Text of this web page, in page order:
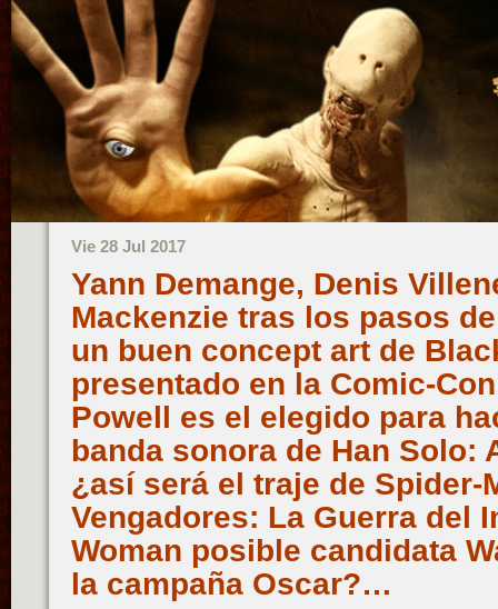
Vie 28 Jul 2017
Yann Demange, Denis
Mackenzie tras los pasos
un buen concept art de
presentado en la Comic-
Powell es el elegido para
banda sonora de Han Solo:
¿así será el traje de Spider-
Vengadores: La Guerra del
Woman posible candidata
la campaña Oscar?…